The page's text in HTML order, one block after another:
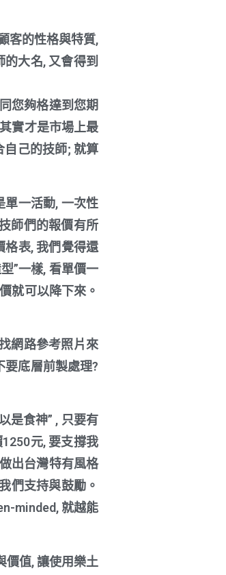
客的性格與特質,
大名, 又會得到
您夠格達到您期
實才是市場上最
自己的技師; 就算
單一活動, 一次性
師們的報價有所
格表, 我們覺得還
”一樣, 看單價一
就可以降下來。
網路參考照片來
要底層前製處理?
是食神” , 只要有
元, 要支撐我
出台灣特有風格
們支持與鼓勵。
minded, 就越能
價值, 讓使用樂土